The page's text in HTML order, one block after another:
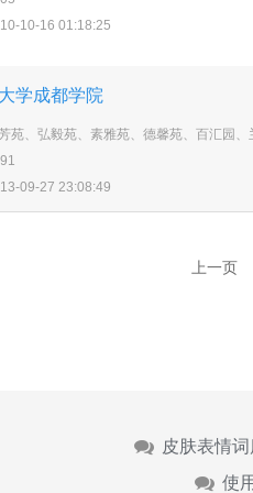
10-16 01:18:25
学成都学院
苑、弘毅苑、素雅苑、德馨苑、百汇园
09-27 23:08:49
上一页
皮肤表情
使